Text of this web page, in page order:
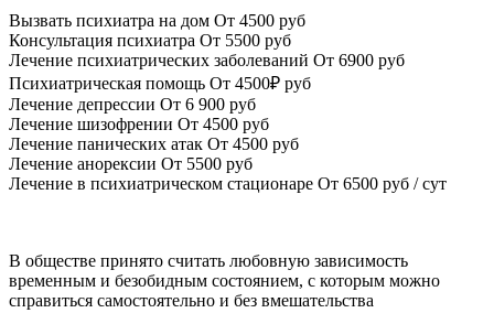
Вызвать психиатра на дом От 4500 руб
Консультация психиатра От 5500 руб
Лечение психиатрических заболеваний От 6900 руб
Психиатрическая помощь От 4500₽ руб
Лечение депрессии От 6 900 руб
Лечение шизофрении От 4500 руб
Лечение панических атак От 4500 руб
Лечение анорексии От 5500 руб
Лечение в психиатрическом стационаре От 6500 руб / сут
В обществе принято считать любовную зависимость
временным и безобидным состоянием, с которым можно
справиться самостоятельно и без вмешательства